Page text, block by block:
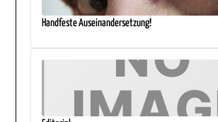
Handfeste Auseinandersetzung!